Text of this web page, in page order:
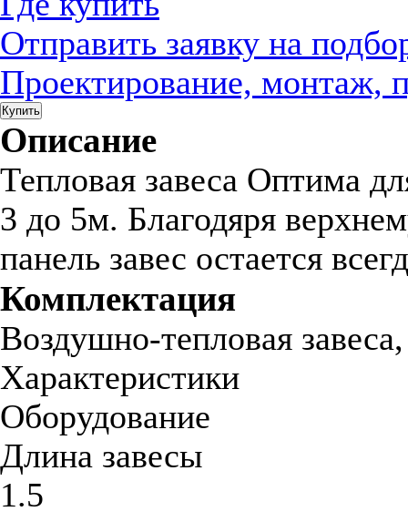
Отправить заявку на
Проектирование, монтаж,
Купить
Описание
Тепловая завеса Оптима
3 до 5м. Благодяря
панель завес остается
Комплектация
Воздушно-тепловая
Характеристики
Оборудование
Длина завесы
1.5